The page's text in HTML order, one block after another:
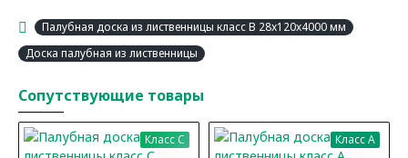
Палубная доска из лиственницы класс В 28x120x4000 мм
Доска палубная из лиственницы
Сопутствующие товары
Класс C Класс A